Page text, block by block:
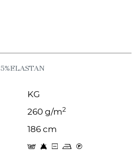
KG
260 g/m2
186 cm
t 8 a p C